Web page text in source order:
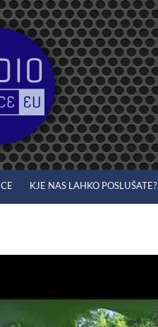
KJE NAS LAHKO POSLUŠATE?